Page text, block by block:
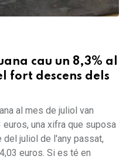
cau un 8,3% al
fort descens dels
al mes de juliol van
una xifra que suposa
del juliol de l'any passat,
euros. Si es té en